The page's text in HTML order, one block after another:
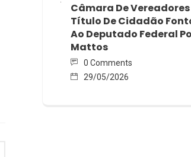
Câmara De
Título De Cidadão
Ao Deputado Federal
Mattos
0 Comments
29/05/2026